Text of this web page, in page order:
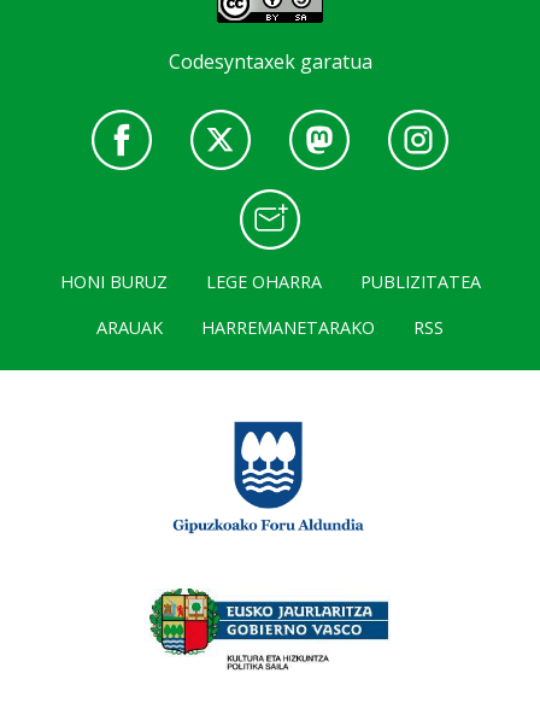
Codesyntaxek garatua
HONI BURUZ LEGE OHARRA
PUBLIZITATEA
ARAUAK
HARREMANETARAKO RSS